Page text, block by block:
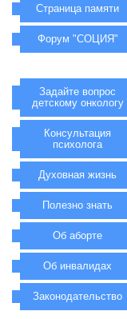
Страница памяти
Форум "СОЦИЯ"
Задайте вопрос
детскому онкологу
Консультация
психолога
Духовная жизнь
Полезно знать
Об аборте
Об инвалидах
Законодательство